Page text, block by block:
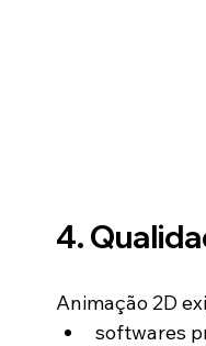
4.
Animação 2D
softwares